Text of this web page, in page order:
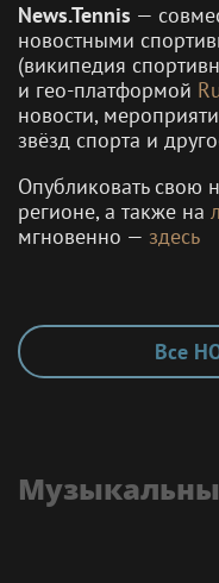
News.Tennis —
новостными
(википедия
и гео-платформой
новости,
звёзд спорта и
Опубликовать свою
регионе, а также на
мгновенно — здесь
Все